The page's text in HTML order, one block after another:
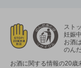
スト
妊娠
お酒
のん
お酒に関する情報の20歳